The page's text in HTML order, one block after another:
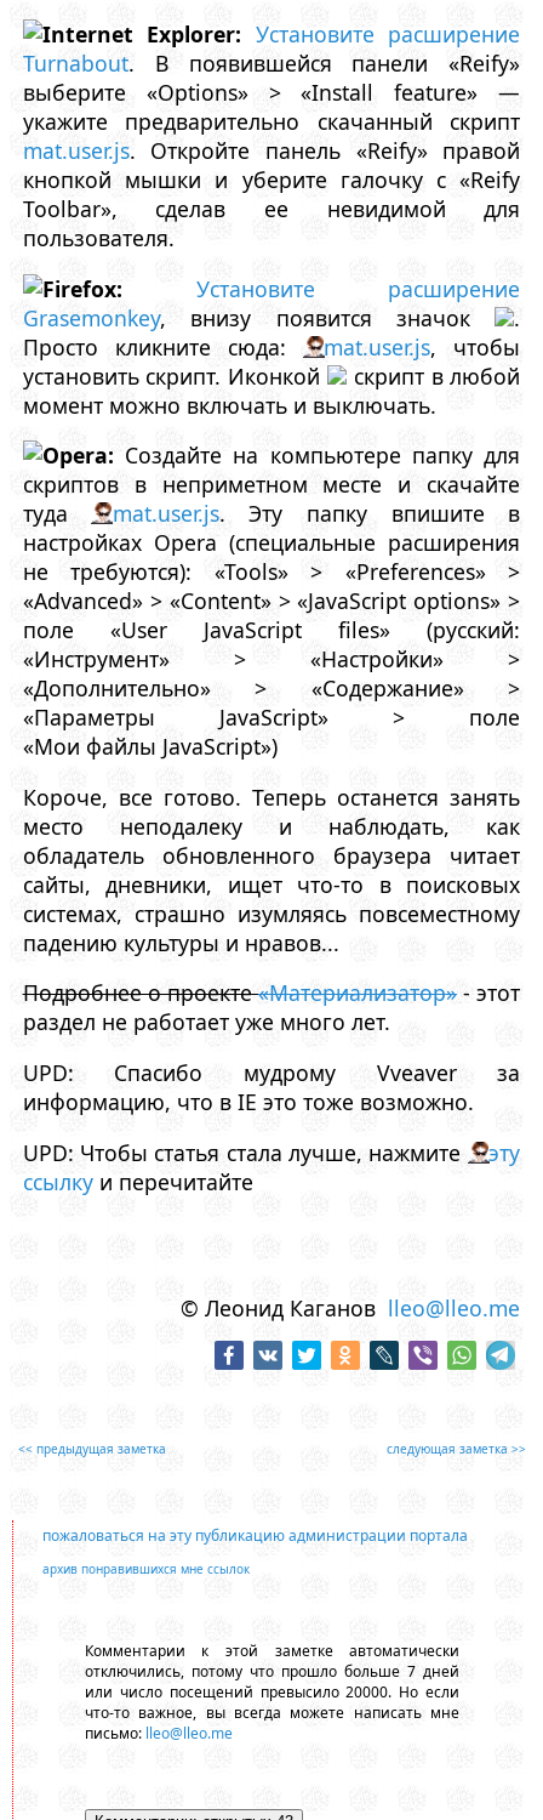
Internet Explorer: Установите расширение
Turnabout. В появившейся панели «Reify»
выберите «Options» > «Install feature» —
укажите предварительно скачанный скрипт
mat.user.js. Откройте панель «Reify» правой
кнопкой мышки и уберите галочку с «Reify
Toolbar», сделав ее невидимой для
пользователя.
Firefox:
Установите расширение
Grasemonkey, внизу появится значок
.
Просто кликните сюда:
mat.user.js, чтобы
установить скрипт. Иконкой
скрипт в любой
момент можно включать и выключать.
Opera: Создайте на компьютере папку для
скриптов в неприметном месте и скачайте
туда
mat.user.js. Эту папку впишите в
настройках Opera (специальные расширения
не требуются): «Tools» > «Preferences» >
«Advanced» > «Content» > «JavaScript options» >
поле «User JavaScript files» (русский:
«Инструмент» > «Настройки» >
«Дополнительно» > «Содержание» >
«Параметры JavaScript» > поле
«Мои файлы JavaScript»)
Короче, все готово. Теперь останется занять
место неподалеку и наблюдать, как
обладатель обновленного браузера читает
сайты, дневники, ищет что-то в поисковых
системах, страшно изумляясь повсеместному
падению культуры и нравов...
Подробнее о проекте«Материализатор»- этот
раздел не работает уже много лет.
UPD: Спасибо мудрому Vveaver за
информацию, что в IE это тоже возможно.
UPD: Чтобы статья стала лучше, нажмите
эту
ссылкуи перечитайте
© Леонид Каганов lleo@lleo.me
<< предыдущая заметка следующая заметка >>
пожаловаться на эту публикацию администрации портала
архив понравившихся мне ссылок
Комментарии к этой заметке автоматически
отключились, потому что прошло больше 7 дней
или число посещений превысило 20000. Но если
что-то важное, вы всегда можете написать мне
письмо: lleo@lleo.me